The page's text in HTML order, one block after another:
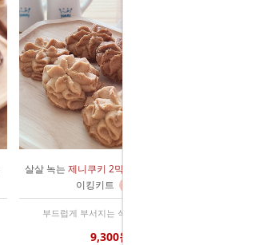
살살 녹는 제니쿠키 2믹스
이킹키트
부드럽게 부서지는 식감/ 두가지 맛
9,300원